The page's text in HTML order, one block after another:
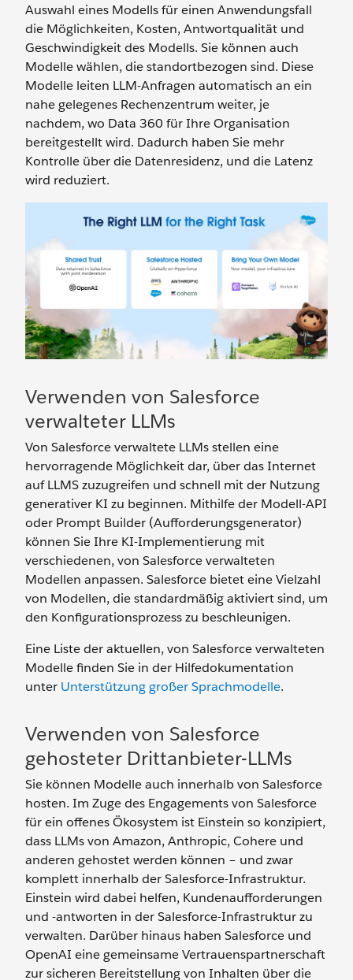
Auswahl eines Modells für einen Anwendungsfall
die Möglichkeiten, Kosten, Antwortqualität und
Geschwindigkeit des Modells. Sie können auch
Modelle wählen, die standortbezogen sind. Diese
Modelle leiten LLM-Anfragen automatisch an ein
nahe gelegenes Rechenzentrum weiter, je
nachdem, wo Data 360 für Ihre Organisation
bereitgestellt wird. Dadurch haben Sie mehr
Kontrolle über die Datenresidenz, und die Latenz
wird reduziert.
Verwenden von Salesforce
verwalteter LLMs
Von Salesforce verwaltete LLMs stellen eine
hervorragende Möglichkeit dar, über das Internet
auf LLMS zuzugreifen und schnell mit der Nutzung
generativer KI zu beginnen. Mithilfe der Modell-API
oder Prompt Builder (Aufforderungsgenerator)
können Sie Ihre KI-Implementierung mit
verschiedenen, von Salesforce verwalteten
Modellen anpassen. Salesforce bietet eine Vielzahl
von Modellen, die standardmäßig aktiviert sind, um
den Konfigurationsprozess zu beschleunigen.
Eine Liste der aktuellen, von Salesforce verwalteten
Modelle finden Sie in der Hilfedokumentation
unter Unterstützung großer Sprachmodelle.
Verwenden von Salesforce
gehosteter Drittanbieter-LLMs
Sie können Modelle auch innerhalb von Salesforce
hosten. Im Zuge des Engagements von Salesforce
für ein offenes Ökosystem ist Einstein so konzipiert,
dass LLMs von Amazon, Anthropic, Cohere und
anderen gehostet werden können – und zwar
komplett innerhalb der Salesforce-Infrastruktur.
Einstein wird dabei helfen, Kundenaufforderungen
und -antworten in der Salesforce-Infrastruktur zu
verwalten. Darüber hinaus haben Salesforce und
OpenAI eine gemeinsame Vertrauenspartnerschaft
zur sicheren Bereitstellung von Inhalten über die